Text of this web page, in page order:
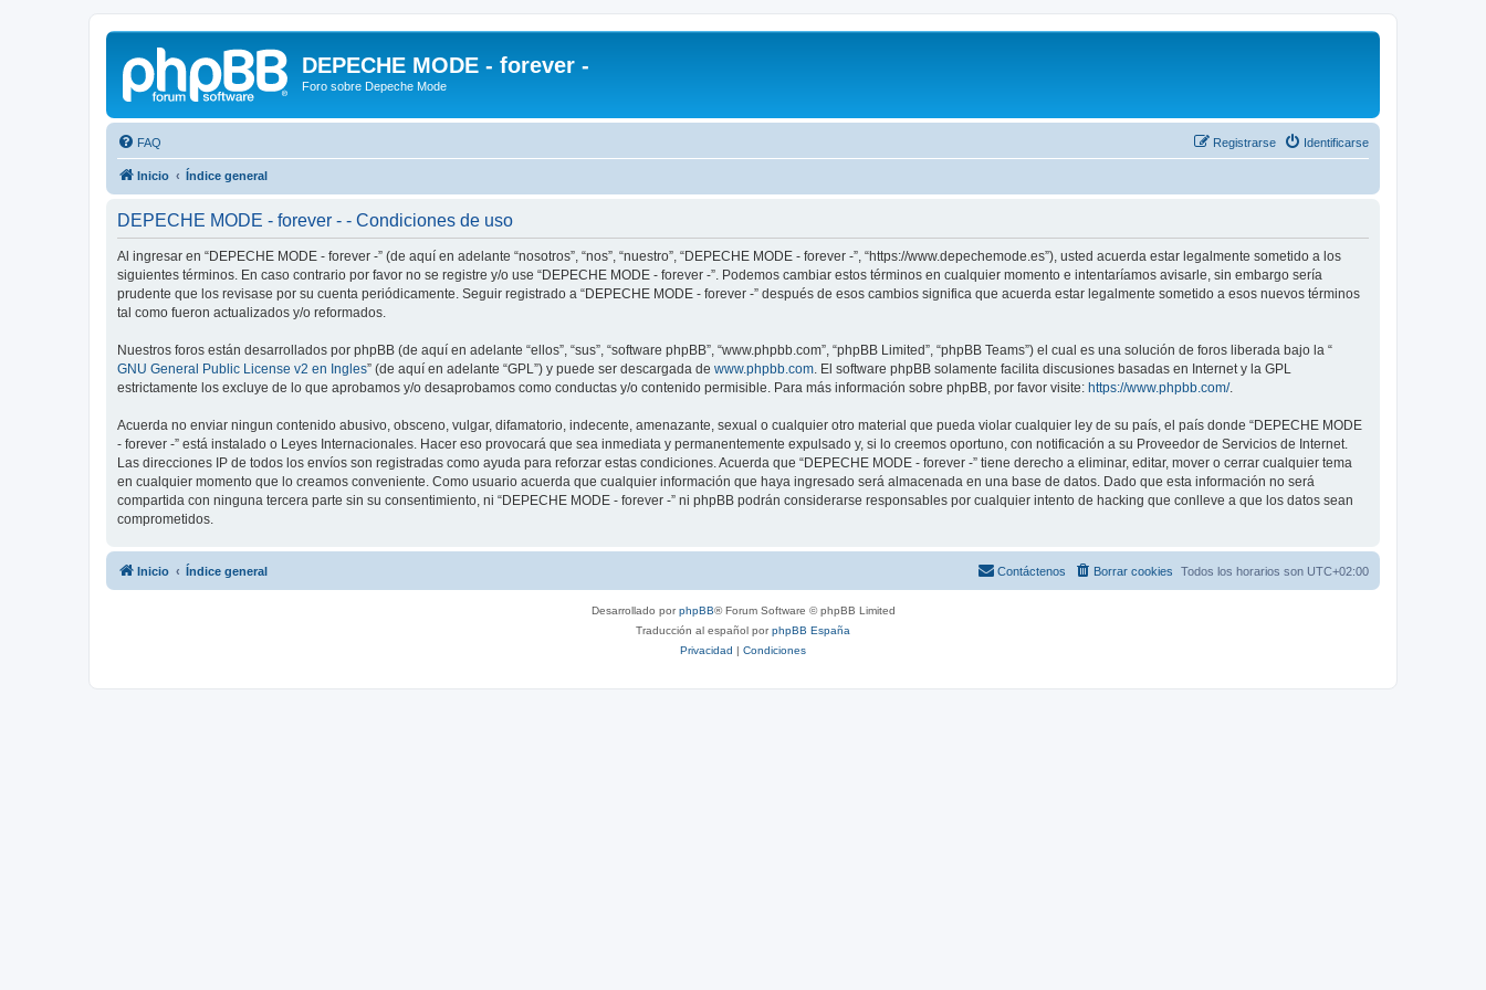
DEPECHE MODE - forever -
Foro sobre Depeche Mode
FAQ Identificarse
Registrarse
Inicio Índice general
DEPECHE MODE - forever - - Condiciones de uso
Al ingresar en “DEPECHE MODE - forever -” (de aquí en adelante “nosotros”, “nos”, “nuestro”, “DEPECHE MODE - forever -”, “https://www.depechemode.es”), usted acuerda estar legalmente sometido a los
siguientes términos. En caso contrario por favor no se registre y/o use “DEPECHE MODE - forever -”. Podemos cambiar estos términos en cualquier momento e intentaríamos avisarle, sin embargo sería
prudente que los revisase por su cuenta periódicamente. Seguir registrado a “DEPECHE MODE - forever -” después de esos cambios significa que acuerda estar legalmente sometido a esos nuevos términos
tal como fueron actualizados y/o reformados.
Nuestros foros están desarrollados por phpBB (de aquí en adelante “ellos”, “sus”, “software phpBB”, “www.phpbb.com”, “phpBB Limited”, “phpBB Teams”) el cual es una solución de foros liberada bajo la “
GNU General Public License v2 en Ingles” (de aquí en adelante “GPL”) y puede ser descargada de www.phpbb.com . El software phpBB solamente facilita discusiones basadas en Internet y la GPL
estrictamente los excluye de lo que aprobamos y/o desaprobamos como conductas y/o contenido permisible. Para más información sobre phpBB, por favor visite: https://www.phpbb.com/.
Acuerda no enviar ningun contenido abusivo, obsceno, vulgar, difamatorio, indecente, amenazante, sexual o cualquier otro material que pueda violar cualquier ley de su país, el país donde “DEPECHE MODE
- forever -” está instalado o Leyes Internacionales. Hacer eso provocará que sea inmediata y permanentemente expulsado y, si lo creemos oportuno, con notificación a su Proveedor de Servicios de Internet.
Las direcciones IP de todos los envíos son registradas como ayuda para reforzar estas condiciones. Acuerda que “DEPECHE MODE - forever -” tiene derecho a eliminar, editar, mover o cerrar cualquier tema
en cualquier momento que lo creamos conveniente. Como usuario acuerda que cualquier información que haya ingresado será almacenada en una base de datos. Dado que esta información no será
compartida con ninguna tercera parte sin su consentimiento, ni “DEPECHE MODE - forever -” ni phpBB podrán considerarse responsables por cualquier intento de hacking que conlleve a que los datos sean
comprometidos.
Inicio Índice general Todos los horarios son UTC+02:00
Borrar cookies
Contáctenos
Desarrollado porphpBB® Forum Software © phpBB Limited
Traducción al español porphpBB España
Privacidad | Condiciones